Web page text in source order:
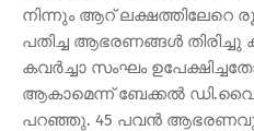
നിന്നും ആറ് ലക്ഷത്തിലേറെ
പതിച്ച ആഭരണങ്ങൾ തിരിച്ചു
കവർച്ചാ സംഘം
ആകാമെന്ന് ബേക്കൽ
പറഞ്ഞു. 45 പവൻ